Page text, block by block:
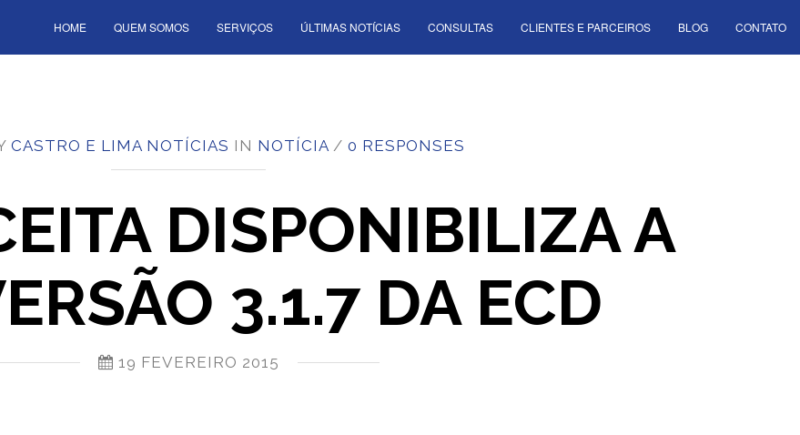
HOME QUEM SOMOS SERVIÇOS ÚLTIMAS NOTÍCIAS CONSULTAS CLIENTES E PARCEIROS BLOG CONTATO
CASTRO E LIMA NOTÍCIAS IN NOTÍCIA / 0 RESPONSES
DISPONIBILIZA A
3.1.7 DA ECD
19 FEVEREIRO 2015